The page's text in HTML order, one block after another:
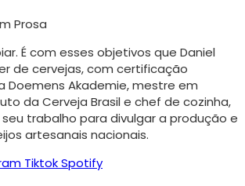
É com esses objetivos que Daniel
de cervejas, com certificação
Doemens Akademie, mestre em
da Cerveja Brasil e chef de cozinha,
trabalho para divulgar a produção e
artesanais nacionais.
TiktokSpotify